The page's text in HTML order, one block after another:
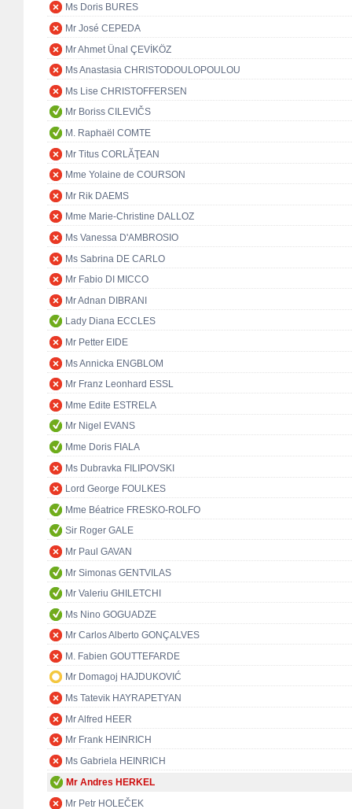
Ms Doris BURES
Mr José CEPEDA
Mr Ahmet Ünal ÇEVİKÖZ
Ms Anastasia CHRISTODOULOPOULOU
Ms Lise CHRISTOFFERSEN
Mr Boriss CILEVIČS
M. Raphaël COMTE
Mr Titus CORLĂŢEAN
Mme Yolaine de COURSON
Mr Rik DAEMS
Mme Marie-Christine DALLOZ
Ms Vanessa D'AMBROSIO
Ms Sabrina DE CARLO
Mr Fabio DI MICCO
Mr Adnan DIBRANI
Lady Diana ECCLES
Mr Petter EIDE
Ms Annicka ENGBLOM
Mr Franz Leonhard ESSL
Mme Edite ESTRELA
Mr Nigel EVANS
Mme Doris FIALA
Ms Dubravka FILIPOVSKI
Lord George FOULKES
Mme Béatrice FRESKO-ROLFO
Sir Roger GALE
Mr Paul GAVAN
Mr Simonas GENTVILAS
Mr Valeriu GHILETCHI
Ms Nino GOGUADZE
Mr Carlos Alberto GONÇALVES
M. Fabien GOUTTEFARDE
Mr Domagoj HAJDUKOVIĆ
Ms Tatevik HAYRAPETYAN
Mr Alfred HEER
Mr Frank HEINRICH
Ms Gabriela HEINRICH
Mr Andres HERKEL
Mr Petr HOLEČEK